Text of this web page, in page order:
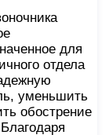
для
отдела
уменьшить
обострение